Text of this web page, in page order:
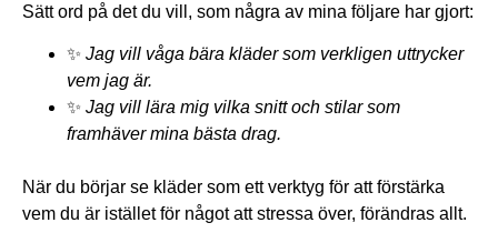
Sätt ord på det du vill, som några av mina följare har gjort:
✨ Jag vill våga bära kläder som verkligen uttrycker
vem jag är.
✨ Jag vill lära mig vilka snitt och stilar som
framhäver mina bästa drag.
När du börjar se kläder som ett verktyg för att förstärka
vem du är istället för något att stressa över, förändras allt.